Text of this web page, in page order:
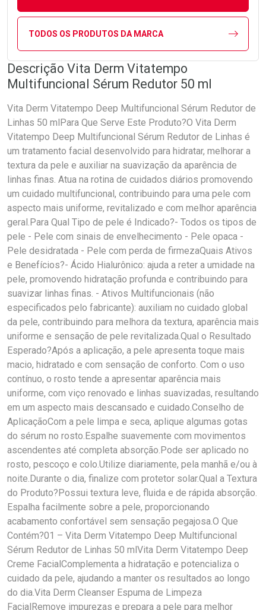
TODOS OS PRODUTOS DA MARCA
Descrição Vita Derm Vitatempo
Multifuncional Sérum Redutor 50 ml
Vita Derm Vitatempo Deep Multifuncional Sérum Redutor de
Linhas 50 mlPara Que Serve Este Produto?O Vita Derm
Vitatempo Deep Multifuncional Sérum Redutor de Linhas é
um tratamento facial desenvolvido para hidratar, melhorar a
textura da pele e auxiliar na suavização da aparência de
linhas finas. Atua na rotina de cuidados diários promovendo
um cuidado multifuncional, contribuindo para uma pele com
aspecto mais uniforme, revitalizado e com melhor aparência
geral.Para Qual Tipo de pele é Indicado?- Todos os tipos de
pele - Pele com sinais de envelhecimento - Pele opaca -
Pele desidratada - Pele com perda de firmezaQuais Ativos
e Benefícios?- Ácido Hialurônico: ajuda a reter a umidade na
pele, promovendo hidratação profunda e contribuindo para
suavizar linhas finas. - Ativos Multifuncionais (não
especificados pelo fabricante): auxiliam no cuidado global
da pele, contribuindo para melhora da textura, aparência mais
uniforme e sensação de pele revitalizada.Qual o Resultado
Esperado?Após a aplicação, a pele apresenta toque mais
macio, hidratado e com sensação de conforto. Com o uso
contínuo, o rosto tende a apresentar aparência mais
uniforme, com viço renovado e linhas suavizadas, resultando
em um aspecto mais descansado e cuidado.Conselho de
AplicaçãoCom a pele limpa e seca, aplique algumas gotas
do sérum no rosto.Espalhe suavemente com movimentos
ascendentes até completa absorção.Pode ser aplicado no
rosto, pescoço e colo.Utilize diariamente, pela manhã e/ou à
noite.Durante o dia, finalize com protetor solar.Qual a Textura
do Produto?Possui textura leve, fluida e de rápida absorção.
Espalha facilmente sobre a pele, proporcionando
acabamento confortável sem sensação pegajosa.O Que
Contém?01 – Vita Derm Vitatempo Deep Multifuncional
Sérum Redutor de Linhas 50 mlVita Derm Vitatempo Deep
Creme FacialComplementa a hidratação e potencializa o
cuidado da pele, ajudando a manter os resultados ao longo
do dia.Vita Derm Cleanser Espuma de Limpeza
FacialRemove impurezas e prepara a pele para melhor